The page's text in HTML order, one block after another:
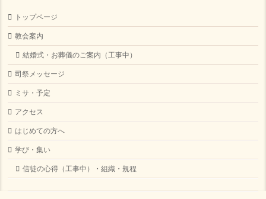
トップページ
教会案内
結婚式・お葬儀のご案内（工事中）
司祭メッセージ
ミサ・予定
アクセス
はじめての方へ
学び・集い
信徒の心得（工事中）・組織・規程